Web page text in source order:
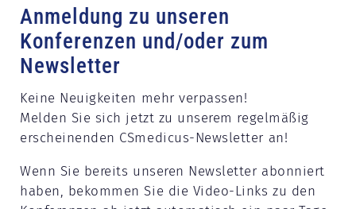
Anmeldung zu unseren
Konferenzen und/oder zum
Newsletter
Keine Neuigkeiten mehr verpassen!
Melden Sie sich jetzt zu unserem regelmäßig
erscheinenden CSmedicus-Newsletter an!
Wenn Sie bereits unseren Newsletter abonniert
haben, bekommen Sie die Video-Links zu den